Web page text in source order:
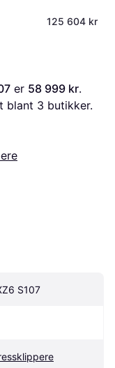
125 604 kr
er 58 999 kr.
blant 3 butikker.
S107